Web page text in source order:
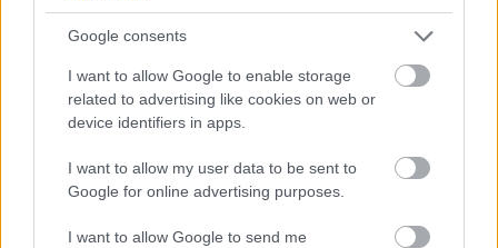
Google consents
I want to allow Google to enable storage
related to advertising like cookies on web or
device identifiers in apps.
I want to allow my user data to be sent to
Google for online advertising purposes.
I want to allow Google to send me
Inspiráció téli bringázáshoz